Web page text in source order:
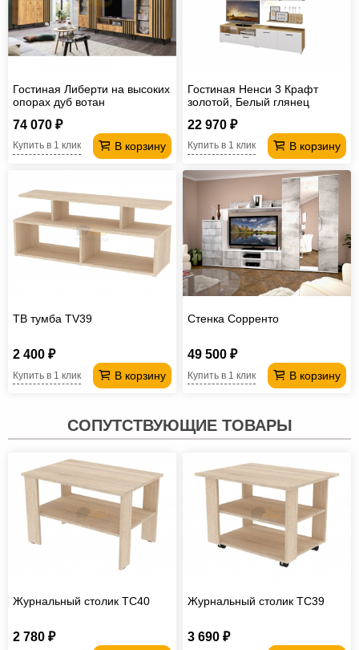
Гостиная Либерти на высоких
опорах дуб вотан
74 070 ₽
В корзину
Купить в 1 клик
Гостиная Ненси 3 Крафт
золотой, Белый глянец
22 970 ₽
В корзину
Купить в 1 клик
ТВ тумба TV39
2 400 ₽
В корзину
Купить в 1 клик
Стенка Сорренто
49 500 ₽
В корзину
Купить в 1 клик
СОПУТСТВУЮЩИЕ ТОВАРЫ
Журнальный столик TC40
2 780 ₽
Журнальный столик TC39
3 690 ₽